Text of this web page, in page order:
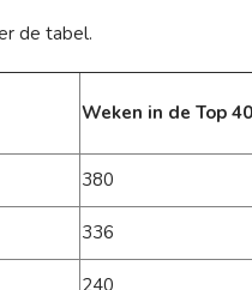
de tabel.
Weken in de Top 40
380
336
240